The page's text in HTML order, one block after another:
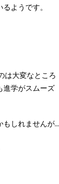
ようです。
は大変なところ
進学がスムーズ
しれませんが...